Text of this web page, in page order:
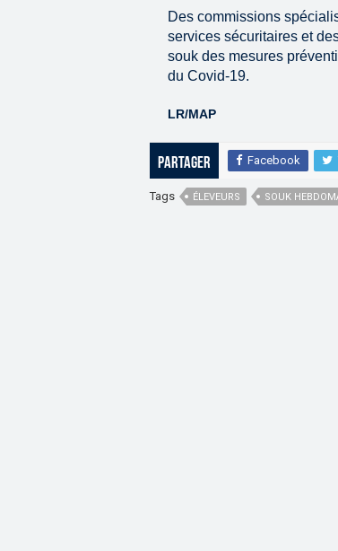
Des commissions
services sécuritaires et
souk des mesures
du Covid-19.
LR/MAP
Partager Facebook
Tags ÉLEVEURS SOUK